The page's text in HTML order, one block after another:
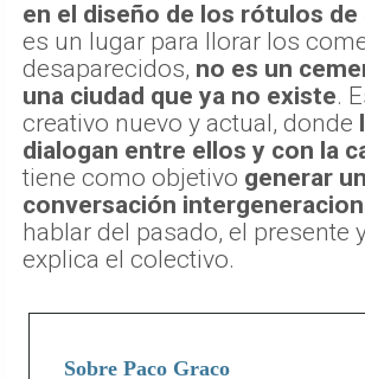
en el diseño de los rótulos de
es un lugar para llorar los
desaparecidos, no es un
una ciudad que ya no existe.
creativo nuevo y actual, donde
dialogan entre ellos y con la
tiene como objetivo generar
conversación
hablar del pasado, el presente
explica el colectivo.
Sobre Paco Graco